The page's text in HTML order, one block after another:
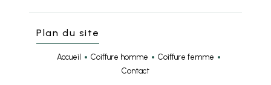
Plan du site
Accueil Coiffure homme
Coiffure femme
Contact